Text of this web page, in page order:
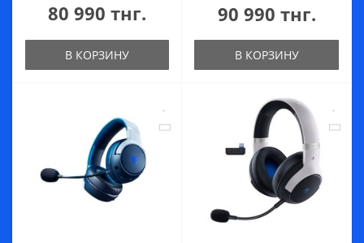
80 990 тнг.
В КОРЗИНУ
90 990 тнг.
В КОРЗИНУ